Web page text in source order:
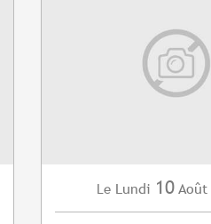
Le Lundi 10 Août